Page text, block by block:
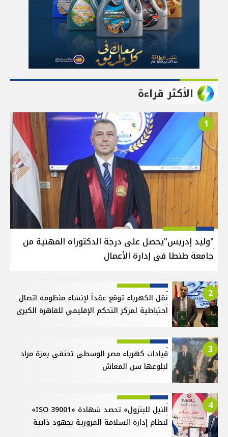
الأكثر قراءة
1
"وليد إدريس"يحصل على درجة الدكتوراه المهنية من
جامعة طنطا في إدارة الأعمال
2
نقل الكهرباء توقع عقداً لإنشاء منظومة اتصال
احتياطية لمركز التحكم الإقليمي للقاهرة الكبرى
3
قيادات كهرباء مصر الوسطى تحتفي بعزة مراد
لبلوغها سن المعاش
4
النيل للبترول» تحصد شهادة «ISO 39001»
لنظام إدارة السلامة المرورية بجهود ذاتية